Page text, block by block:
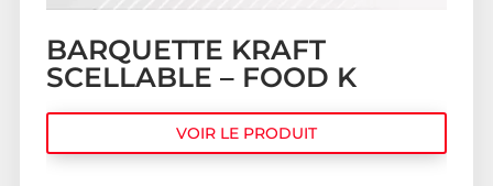
BARQUETTE KRAFT
SCELLABLE – FOOD K
VOIR LE PRODUIT